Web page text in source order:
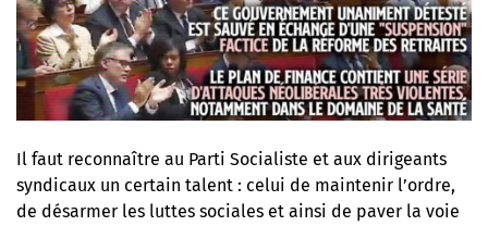
Il faut reconnaître au Parti Socialiste et aux dirigeants
syndicaux un certain talent : celui de maintenir l’ordre,
de désarmer les luttes sociales et ainsi de paver la voie